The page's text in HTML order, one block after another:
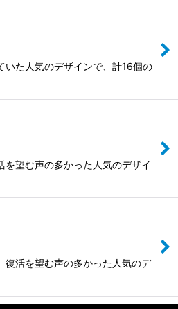
いた人気のデザインで、計16個の
望む声の多かった人気のデザイ
復活を望む声の多かった人気のデ